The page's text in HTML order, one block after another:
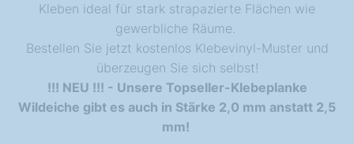
Kleben ideal für stark strapazierte Flächen wie
gewerbliche Räume.
Bestellen Sie jetzt kostenlos Klebevinyl-Muster und
überzeugen Sie sich selbst!
!!! NEU !!! - Unsere Topseller-Klebeplanke
Wildeiche gibt es auch in Stärke 2,0 mm anstatt 2,5
mm!